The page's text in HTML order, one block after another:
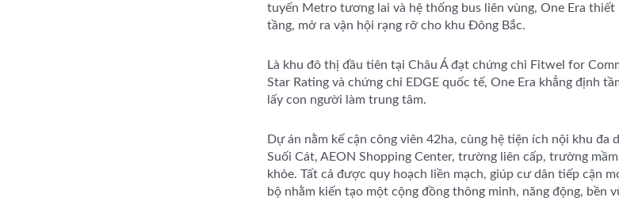
tuyến Metro tương lai và hệ thống bus liên vùng, One Era thiết
tầng, mở ra vận hội rạng rỡ cho khu Đông Bắc.
Là khu đô thị đầu tiên tại Châu Á đạt chứng chỉ Fitwel for
Star Rating và chứng chỉ EDGE quốc tế, One Era khẳng định
lấy con người làm trung tâm.
Dự án nằm kế cận công viên 42ha, cùng hệ tiện ích nội khu đa
Suối Cát, AEON Shopping Center, trường liên cấp, trường
khỏe. Tất cả được quy hoạch liền mạch, giúp cư dân tiếp cận
bộ nhằm kiến tạo một cộng đồng thông minh, năng động, bền